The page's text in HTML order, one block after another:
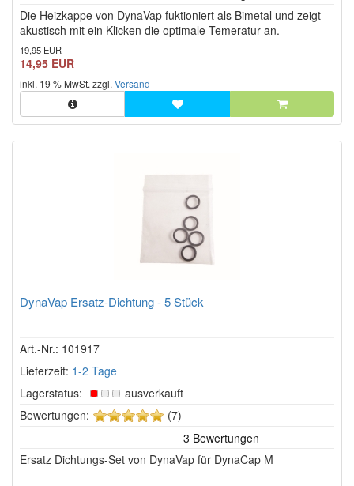
Sternen!
Die Heizkappe von DynaVap fuktioniert als Bimetal und zeigt
akustisch mit ein Klicken die optimale Temeratur an.
19,95 EUR
14,95 EUR
inkl. 19 % MwSt. zzgl. Versand
DynaVap Ersatz-Dichtung - 5 Stück
Art.-Nr.: 101917
Lieferzeit: 1-2 Tage
Lagerstatus:
ausverkauft
Bewertungen:
5
Sternen!
(7)
Ersatz Dichtungs-Set von DynaVap für DynaCap M